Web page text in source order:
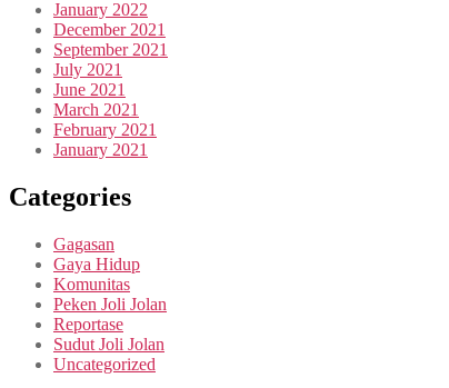
January 2022
December 2021
September 2021
July 2021
June 2021
March 2021
February 2021
January 2021
Categories
Gagasan
Gaya Hidup
Komunitas
Peken Joli Jolan
Reportase
Sudut Joli Jolan
Uncategorized